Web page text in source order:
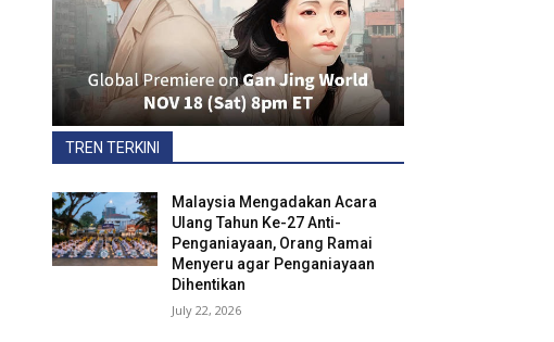
TREN TERKINI
Malaysia Mengadakan Acara
Ulang Tahun Ke-27 Anti-
Penganiayaan, Orang Ramai
Menyeru agar Penganiayaan
Dihentikan
July 22, 2026